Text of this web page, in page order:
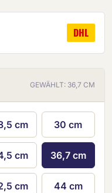
DHL
GEWÄHLT: 36,7 CM
cm 30 cm
cm 36,7 cm
cm 44 cm